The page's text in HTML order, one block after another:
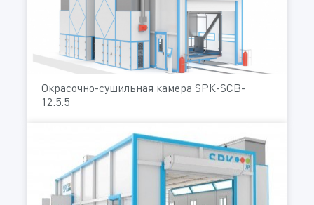
Окрасочно-сушильная камера SРК-SCB-
12.5.5